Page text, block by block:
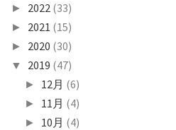
► 2022 (33)
► 2021 (15)
► 2020 (30)
▼ 2019 (47)
► 12月 (6)
► 11月 (4)
► 10月 (4)